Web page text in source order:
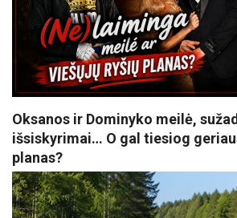
Oksanos ir Dominyko meilė,
išsiskyrimai… O gal tiesiog
planas?